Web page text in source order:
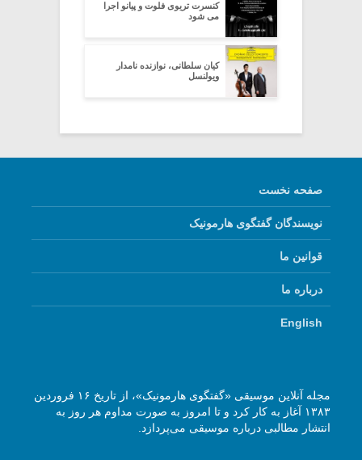
کنسرت تریوی فلوت و پیانو اجرا
می شود
کیان سلطانی، نوازنده نامدار
ویولنسل
صفحه نخست
نویسندگان گفتگوی هارمونیک
قوانین ما
درباره ما
English
مجله آنلاین موسیقی «گفتگوی هارمونیک»، از تاریخ ۱۶ فروردین
۱۳۸۳ آغاز به کار کرد و تا امروز به صورت مداوم هر روز به
انتشار مطالبی درباره موسیقی می‌پردازد.